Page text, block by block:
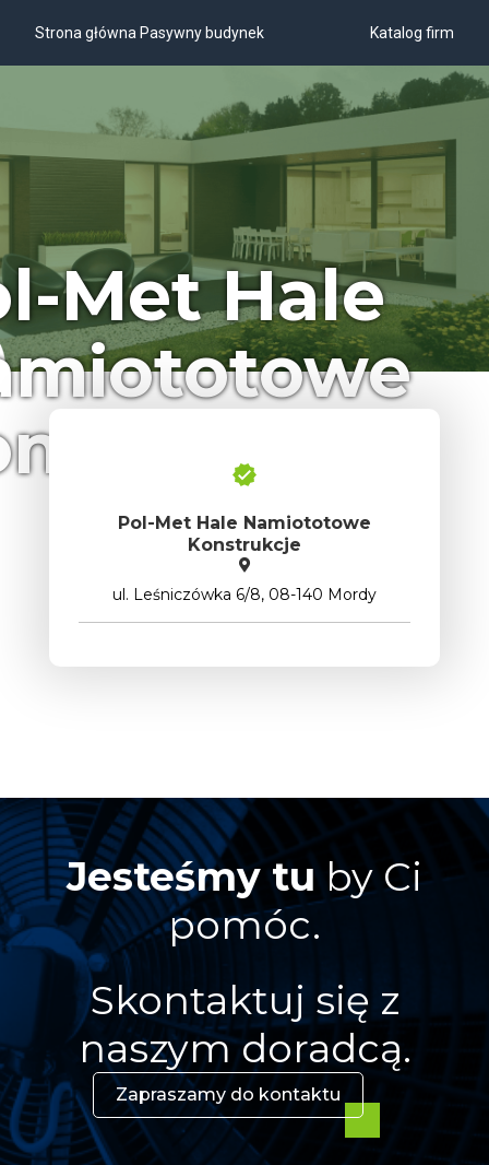
Strona główna Pasywny budynek Katalog firm
Met Hale
Pol-Met Hale Namiototowe
Konstrukcje
ul. Leśniczówka 6/8, 08-140 Mordy
Jesteśmy tu by Ci
pomóc.
Skontaktuj się z
naszym doradcą.
Zapraszamy do kontaktu